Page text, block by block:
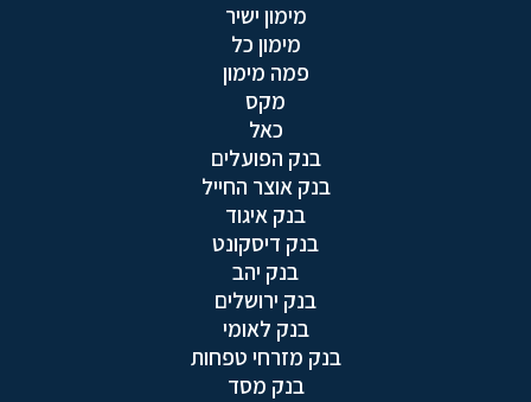
מימון ישיר
מימון כל
פמה מימון
מקס
כאל
בנק הפועלים
בנק אוצר החייל
בנק איגוד
בנק דיסקונט
בנק יהב
בנק ירושלים
בנק לאומי
בנק מזרחי טפחות
בנק מסד